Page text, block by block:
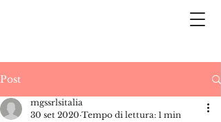
Post
mgssrlsitalia
30 set 2020 Tempo di lettura: 1 min